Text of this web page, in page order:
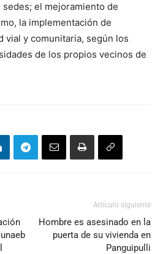
el mejoramiento de
la implementación de
vial y comunitaria, según los
de los propios vecinos de
Artículo siguiente
Hombre es asesinado en la
puerta de su vivienda en
Panguipulli